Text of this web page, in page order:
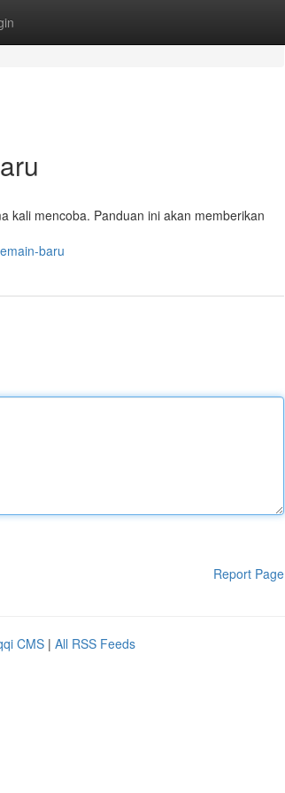
kali mencoba. Panduan ini akan memberikan
baru
Report Page
CMS | All RSS Feeds